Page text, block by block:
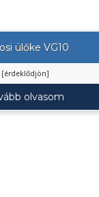
ülőke VG10
[érdeklődjön]
olvasom